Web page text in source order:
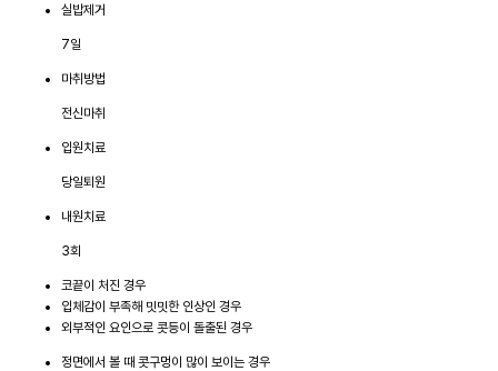
실밥제거
7일
마취방법
전신마취
입원치료
당일퇴원
내원치료
3회
코끝이 처진 경우
입체감이 부족해 밋밋한 인상인 경우
외부적인 요인으로 콧등이 돌출된 경우
정면에서 볼 때 콧구멍이 많이 보이는 경우